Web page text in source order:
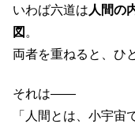
いわば六道は 人間の
図 。
両者を重ねると、ひ
それは――
「人間とは、小宇宙